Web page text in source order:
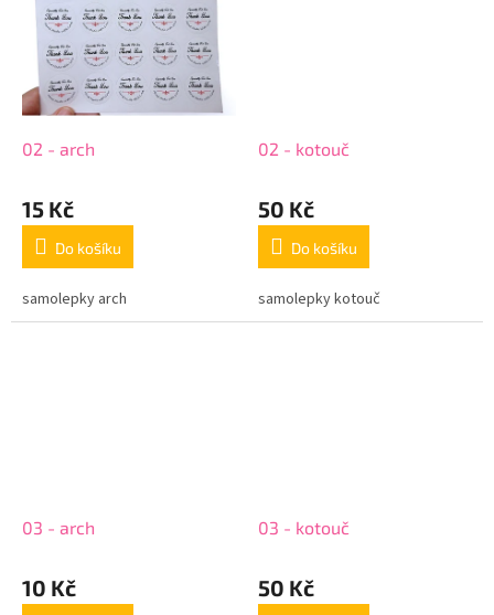
02 - arch
15 Kč
Do košíku
samolepky arch
02 - kotouč
50 Kč
Do košíku
samolepky kotouč
03 - arch
10 Kč
03 - kotouč
50 Kč